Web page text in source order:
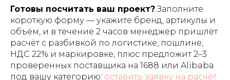
Готовы посчитать ваш проект?Заполните
короткую форму — укажите бренд, артикулы и
объём, и в течение 2 часов менеджер пришлёт
расчёт с разбивкой по логистике, пошлине,
НДС 22% и маркировке, плюс предложит 2–3
проверенных поставщика на 1688 или Alibaba
под вашу категорию: оставить заявку на расчёт